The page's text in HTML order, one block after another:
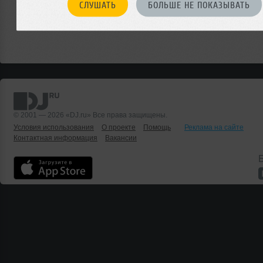
СЛУШАТЬ БОЛЬШЕ НЕ ПОКАЗЫВАТЬ
© 2001 — 2026 «DJ.ru» Все права защищены.
Условия использования
О проекте Помощь
Реклама на сайте
Контактная информация
Вакансии